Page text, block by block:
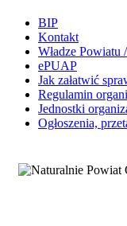
BIP
Kontakt
Władze Powiatu
ePUAP
Jak załatwić
Regulamin
Jednostki
Ogłoszenia,